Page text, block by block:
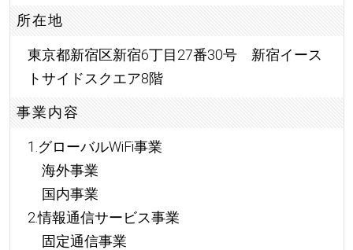
所在地
東京都新宿区新宿6丁目27番30号 新宿イース
トサイドスクエア8階
事業内容
1.グローバルWiFi事業
海外事業
国内事業
2.情報通信サービス事業
固定通信事業